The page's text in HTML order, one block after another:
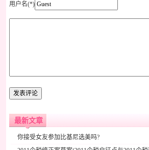
用户名(*)
最新文章
你接受女友参加比基尼选美吗?